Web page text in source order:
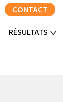
RÉSULTATS
CONTACT